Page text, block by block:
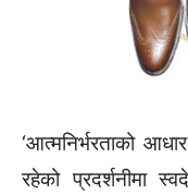
‘आत्मनिर्भरताको
रहेको प्रदर्शनीमा